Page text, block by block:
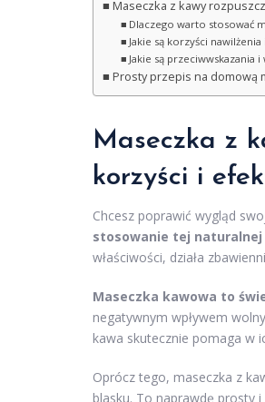
Maseczka z kawy
Dlaczego warto stosować
Jakie są korzyści
Jakie są przeciwwskazania
Prosty przepis na domową
Maseczka z
korzyści i
Chcesz poprawić wygląd
stosowanie tej naturalnej
właściwości, działa
Maseczka kawowa to
negatywnym wpływem
kawa skutecznie pomaga w
Oprócz tego, maseczka z
blasku. To naprawdę prosty